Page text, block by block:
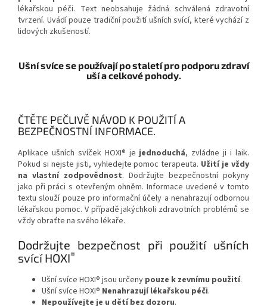
lékařskou péči. Text neobsahuje žádná schválená zdravotní
tvrzení. Uvádí pouze tradiční použití ušních svící, které vychází z
lidových zkušeností.
Ušní svíce se používají po staletí pro podporu zdraví
uší a celkové pohody.
ČTĚTE PEČLIVĚ NÁVOD K POUŽITÍ A
BEZPEČNOSTNÍ INFORMACE.
Aplikace ušních svíček HOXI® jejednoduchá, zvládne ji i laik.
Pokud si nejste jisti, vyhledejte pomoc terapeuta. Užití je vždy
na vlastní zodpovědnost. Dodržujte bezpečnostní pokyny
jako při práci s otevřeným ohněm. Informace uvedené v tomto
textu slouží pouze pro informační účely a nenahrazují odbornou
lékařskou pomoc. V případě jakýchkoli zdravotních problémů se
vždy obraťte na svého lékaře.
Dodržujte bezpečnost při použití ušních
svící HOXI®
Ušní svíce HOXI® jsou určeny pouze k zevnímu použití.
Ušní svíce HOXI® Nenahrazují lékařskou péči.
Nepoužívejte je u dětí bez dozoru.